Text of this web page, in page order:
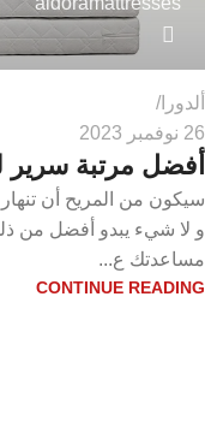
ألدورا
26 نوفمبر 2023
أفضل مرتبة سرير
سيكون من المريح أن
و لا شيء يبدو أفضل من
مساعدتك ع...
CONTINUE READING